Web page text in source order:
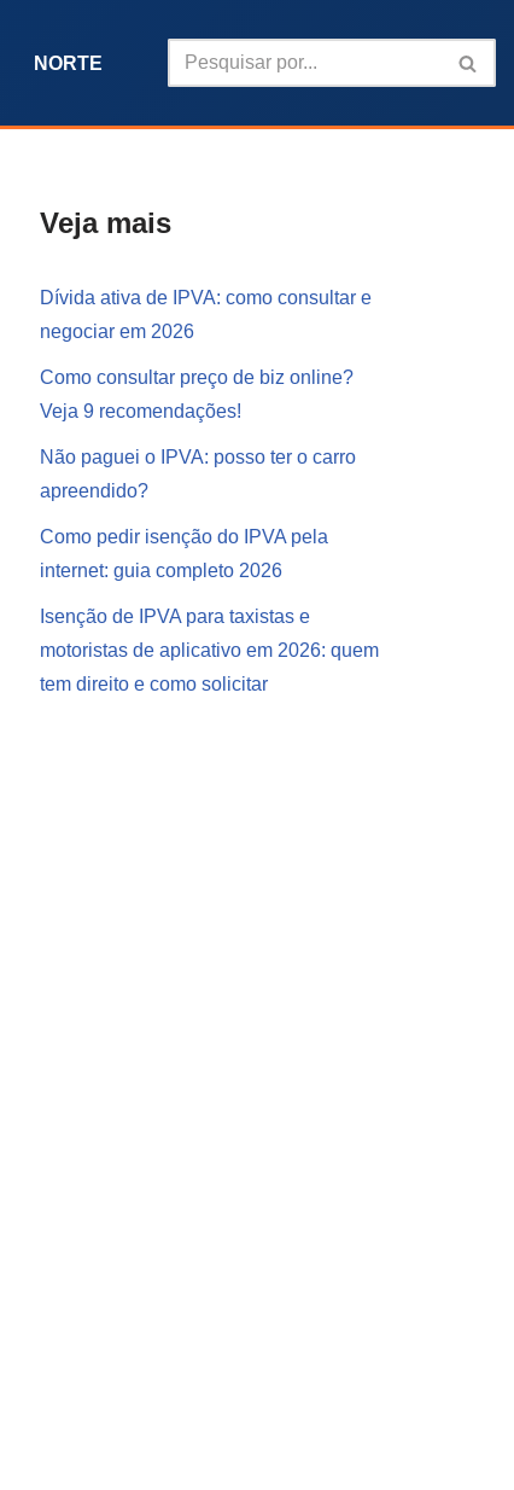
NORTE
Veja mais
Dívida ativa de IPVA: como consultar e
negociar em 2026
Como consultar preço de biz online?
Veja 9 recomendações!
Não paguei o IPVA: posso ter o carro
apreendido?
Como pedir isenção do IPVA pela
internet: guia completo 2026
Isenção de IPVA para taxistas e
motoristas de aplicativo em 2026: quem
tem direito e como solicitar